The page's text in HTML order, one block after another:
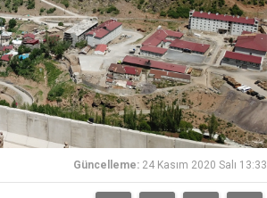
Güncelleme: 24 Kasım 2020 Salı 13:33